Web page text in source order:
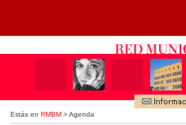
Estás en RMBM > Agenda